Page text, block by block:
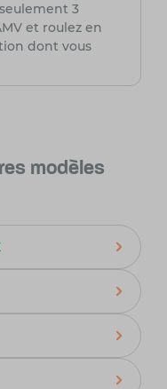
3
et roulez en
dont vous
modèles